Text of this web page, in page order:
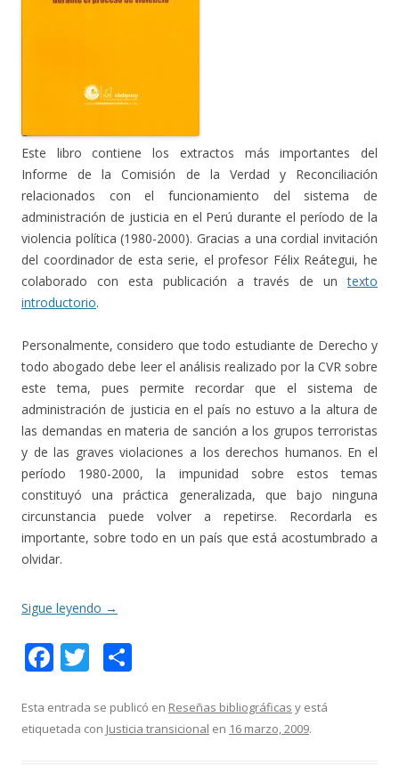
Este libro contiene los extractos más importantes del
Informe de la Comisión de la Verdad y Reconciliación
relacionados con el funcionamiento del sistema de
administración de justicia en el Perú durante el período de la
violencia política (1980-2000). Gracias a una cordial invitación
del coordinador de esta serie, el profesor Félix Reátegui, he
colaborado con esta publicación a través de untexto
introductorio.
Personalmente, considero que todo estudiante de Derecho y
todo abogado debe leer el análisis realizado por la CVR sobre
este tema, pues permite recordar que el sistema de
administración de justicia en el país no estuvo a la altura de
las demandas en materia de sanción a los grupos terroristas
y de las graves violaciones a los derechos humanos. En el
período 1980-2000, la impunidad sobre estos temas
constituyó una práctica generalizada, que bajo ninguna
circunstancia puede volver a repetirse. Recordarla es
importante, sobre todo en un país que está acostumbrado a
olvidar.
Sigue leyendo →
F
e
b
T
itt
er
m
p
Esta entrada se publicó en Reseñas bibliográficas y está
etiquetada con Justicia transicional en 16 marzo, 2009.